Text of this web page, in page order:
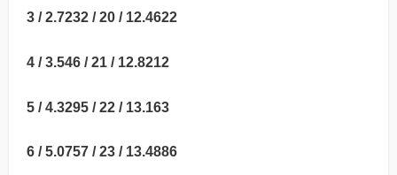
3 / 2.7232 / 20 / 12.4622
4 / 3.546 / 21 / 12.8212
5 / 4.3295 / 22 / 13.163
6 / 5.0757 / 23 / 13.4886